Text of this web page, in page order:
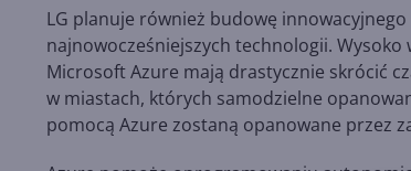
LG planuje również budowę
najnowocześniejszych technologii.
Microsoft Azure mają drastycznie skrócić
w miastach, których samodzielne
pomocą Azure zostaną opanowane przez